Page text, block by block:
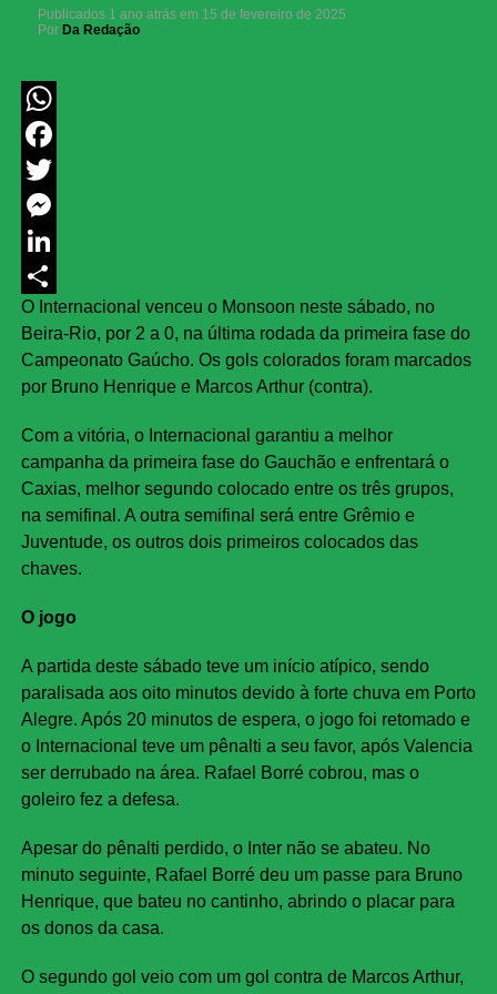
Publicados 1 ano atrás em 15 de fevereiro de 2025
Por Da Redação
WhatsApp
Facebook
Twitter
Messenger
LinkedIn
Share
O Internacional venceu o Monsoon neste sábado, no
Beira-Rio, por 2 a 0, na última rodada da primeira fase do
Campeonato Gaúcho. Os gols colorados foram marcados
por Bruno Henrique e Marcos Arthur (contra).
Com a vitória, o Internacional garantiu a melhor
campanha da primeira fase do Gauchão e enfrentará o
Caxias, melhor segundo colocado entre os três grupos,
na semifinal. A outra semifinal será entre Grêmio e
Juventude, os outros dois primeiros colocados das
chaves.
O jogo
A partida deste sábado teve um início atípico, sendo
paralisada aos oito minutos devido à forte chuva em Porto
Alegre. Após 20 minutos de espera, o jogo foi retomado e
o Internacional teve um pênalti a seu favor, após Valencia
ser derrubado na área. Rafael Borré cobrou, mas o
goleiro fez a defesa.
Apesar do pênalti perdido, o Inter não se abateu. No
minuto seguinte, Rafael Borré deu um passe para Bruno
Henrique, que bateu no cantinho, abrindo o placar para
os donos da casa.
O segundo gol veio com um gol contra de Marcos Arthur,